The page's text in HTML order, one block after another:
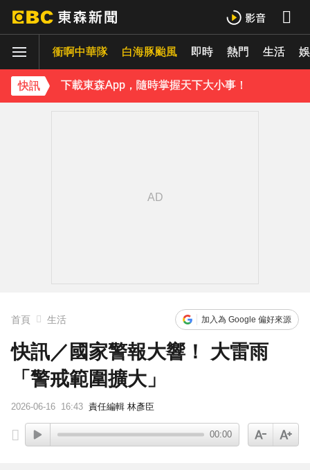
衝啊中華隊 白海豚颱風 即時 熱門 生活
快訊
下載東森App，隨時掌握天下大小事！
首頁 生活 加入為 Google 偏好來源
快訊／國家警報大響！ 大雷雨
「警戒範圍擴大」
2026-06-16 16:43 責任編輯 林彥臣
00:00